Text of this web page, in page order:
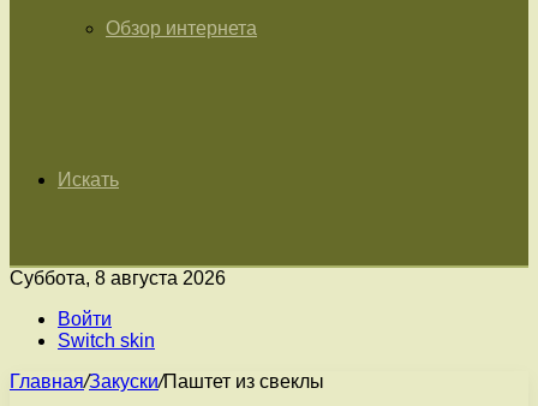
Обзор интернета
Искать
Суббота, 8 августа 2026
Войти
Switch skin
Главная/Закуски/Паштет из свеклы